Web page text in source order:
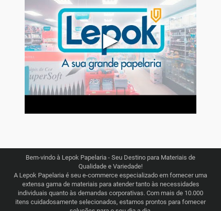
▶
Bem-vindo à Lepok Papelaria - Seu Destino para Materiais de
Qualidade e Variedade!
A Lepok Papelaria é seu e-commerce especializado em fornecer uma
extensa gama de materiais para atender tanto às necessidades
individuais quanto às demandas corporativas. Com mais de 10.000
itens cuidadosamente selecionados, estamos prontos para fornecer